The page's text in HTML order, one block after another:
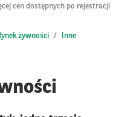
cen dostępnych po rejestracji
żywności
Inne